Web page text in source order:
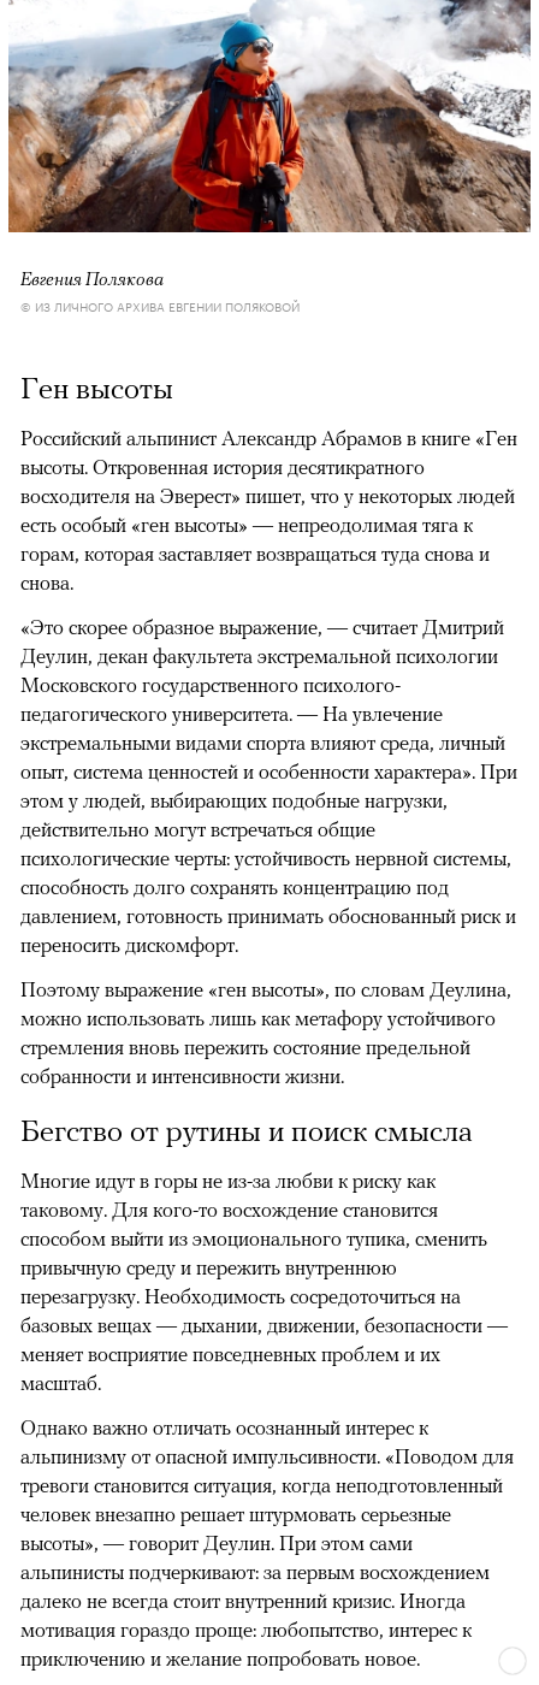
Евгения Полякова
© ИЗ ЛИЧНОГО АРХИВА ЕВГЕНИИ ПОЛЯКОВОЙ
Ген высоты
Российский альпинист Александр Абрамов в книге «Ген
высоты. Откровенная история десятикратного
восходителя на Эверест» пишет, что у некоторых людей
есть особый «ген высоты» — непреодолимая тяга к
горам, которая заставляет возвращаться туда снова и
снова.
«Это скорее образное выражение, — считает Дмитрий
Деулин, декан факультета экстремальной психологии
Московского государственного психолого-
педагогического университета. — На увлечение
экстремальными видами спорта влияют среда, личный
опыт, система ценностей и особенности характера». При
этом у людей, выбирающих подобные нагрузки,
действительно могут встречаться общие
психологические черты: устойчивость нервной системы,
способность долго сохранять концентрацию под
давлением, готовность принимать обоснованный риск и
переносить дискомфорт.
Поэтому выражение «ген высоты», по словам Деулина,
можно использовать лишь как метафору устойчивого
стремления вновь пережить состояние предельной
собранности и интенсивности жизни.
Бегство от рутины и поиск смысла
Многие идут в горы не из-за любви к риску как
таковому. Для кого-то восхождение становится
способом выйти из эмоционального тупика, сменить
привычную среду и пережить внутреннюю
перезагрузку. Необходимость сосредоточиться на
базовых вещах — дыхании, движении, безопасности —
меняет восприятие повседневных проблем и их
масштаб.
Однако важно отличать осознанный интерес к
альпинизму от опасной импульсивности. «Поводом для
тревоги становится ситуация, когда неподготовленный
человек внезапно решает штурмовать серьезные
высоты», — говорит Деулин. При этом сами
альпинисты подчеркивают: за первым восхождением
далеко не всегда стоит внутренний кризис. Иногда
мотивация гораздо проще: любопытство, интерес к
приключению и желание попробовать новое.